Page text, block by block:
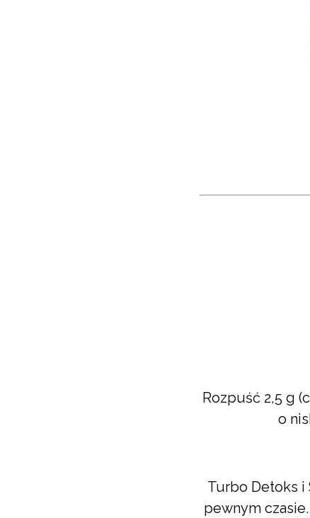
Rozpuść 2,5 g
o
Turbo Detoks
pewnym